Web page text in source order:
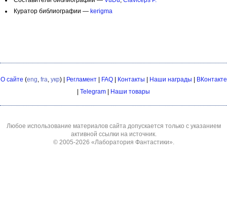
Куратор библиографии — kerigma
О сайте (eng, fra, укр) | Регламент| FAQ| Контакты Наши награды
ВКонтакте
Telegram Наши товары
Любое использование материалов сайта допускается только с указанием
активной ссылки на источник.
© 2005-2026 «Лаборатория Фантастики».